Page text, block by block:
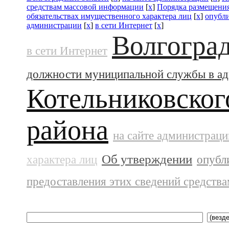
средствам массовой информации [x] Порядка
обязательствах имущественного характера лиц [x]
администрации [x] в сети Интернет [x]
в сети Интернет
должности муниципальной службы в
района на сайте
характера лиц Об утверждении
предоставления этих сведений